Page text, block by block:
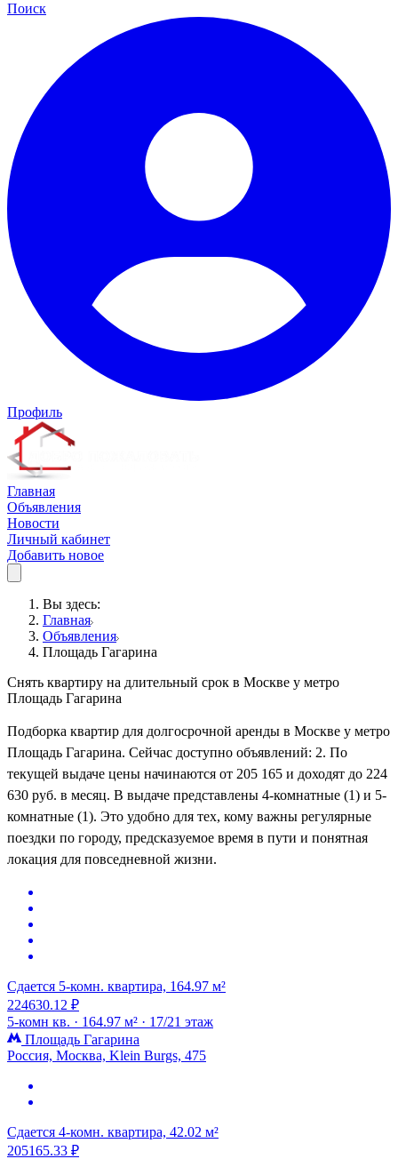
Поиск
Профиль
Главная
Объявления
Новости
Личный кабинет
Добавить новое
Вы здесь:
Главная
Объявления
Площадь Гагарина
Снять квартиру на длительный срок в Москве у метро
Площадь Гагарина
Подборка квартир для долгосрочной аренды в Москве у метро
Площадь Гагарина. Сейчас доступно объявлений: 2. По
текущей выдаче цены начинаются от 205 165 и доходят до 224
630 руб. в месяц. В выдаче представлены 4-комнатные (1) и 5-
комнатные (1). Это удобно для тех, кому важны регулярные
поездки по городу, предсказуемое время в пути и понятная
локация для повседневной жизни.
Сдается 5-комн. квартира, 164.97 м²
224630.12 ₽
5-комн кв. · 164.97 м² · 17/21 этаж
Площадь Гагарина
Россия, Москва, Klein Burgs, 475
Сдается 4-комн. квартира, 42.02 м²
205165.33 ₽